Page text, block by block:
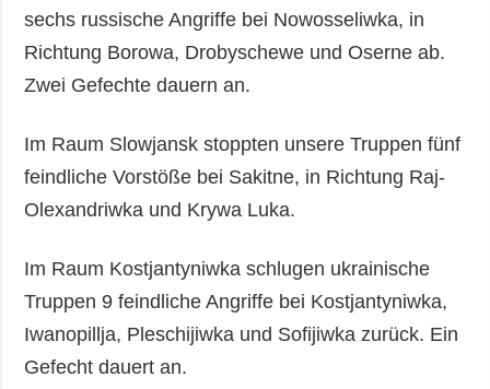
sechs russische Angriffe bei Nowosseliwka, in
Richtung Borowa, Drobyschewe und Oserne ab.
Zwei Gefechte dauern an.
Im Raum Slowjansk stoppten unsere Truppen fünf
feindliche Vorstöße bei Sakitne, in Richtung Raj-
Olexandriwka und Krywa Luka.
Im Raum Kostjantyniwka schlugen ukrainische
Truppen 9 feindliche Angriffe bei Kostjantyniwka,
Iwanopillja, Pleschijiwka und Sofijiwka zurück. Ein
Gefecht dauert an.